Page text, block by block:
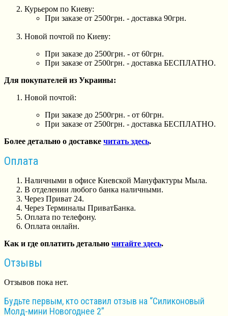
Курьером по Киеву:
При заказе от 2500грн. - доставка 90грн.
Новой почтой по Киеву:
При заказе до 2500грн. - от 60грн.
При заказе от 2500грн. - доставка БЕСПЛАТНО.
Для покупателей из Украины:
Новой почтой:
При заказе до 2500грн. - от 60грн.
При заказе от 2500грн. - доставка БЕСПЛАТНО.
Более детально о доставке читать здесь.
Оплата
Наличными в офисе Киевской Мануфактуры Мыла.
В отделении любого банка наличными.
Через Приват 24.
Через Терминалы ПриватБанка.
Оплата по телефону.
Оплата онлайн.
Как и где оплатить детально читайте здесь.
Отзывы
Отзывов пока нет.
Будьте первым, кто оставил отзыв на “Силиконовый
Молд-мини Новогоднее 2”